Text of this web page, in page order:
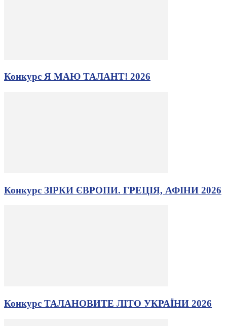
Конкурс Я МАЮ ТАЛАНТ! 2026
Конкурс ЗІРКИ ЄВРОПИ. ГРЕЦІЯ, АФІНИ 2026
Конкурс ТАЛАНОВИТЕ ЛІТО УКРАЇНИ 2026